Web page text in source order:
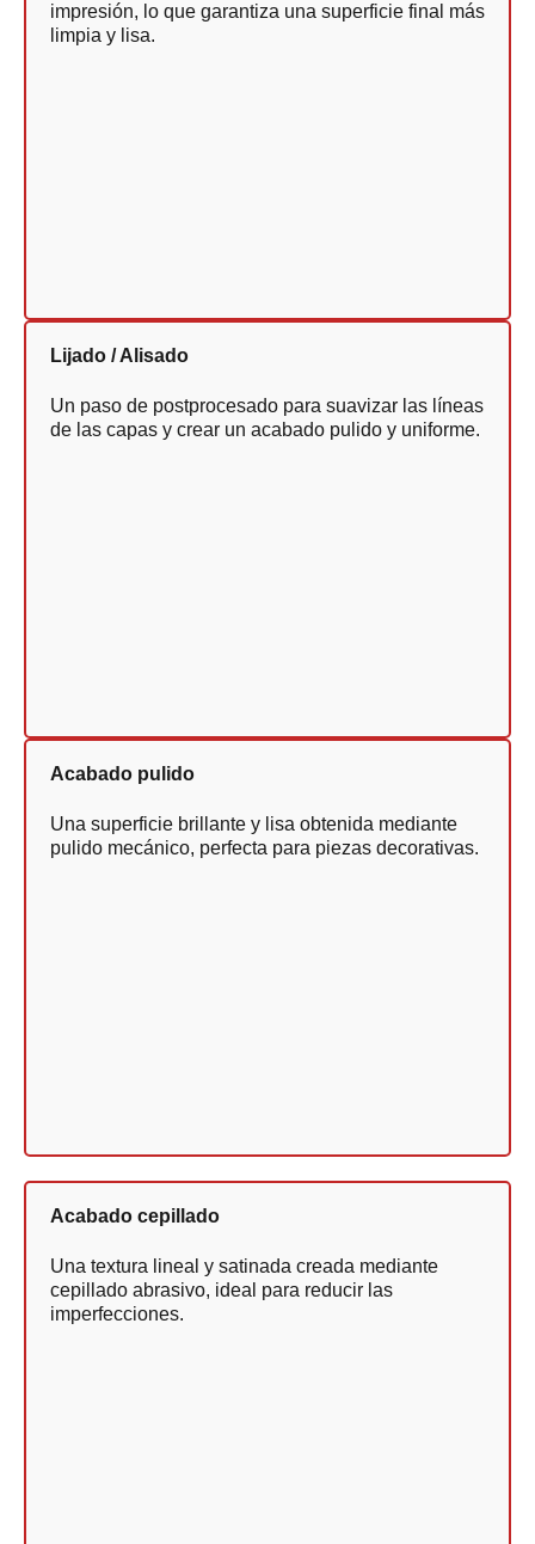
impresión, lo que garantiza una superficie final más
limpia y lisa.
Lijado / Alisado
Un paso de postprocesado para suavizar las líneas
de las capas y crear un acabado pulido y uniforme.
Acabado pulido
Una superficie brillante y lisa obtenida mediante
pulido mecánico, perfecta para piezas decorativas.
Acabado cepillado
Una textura lineal y satinada creada mediante
cepillado abrasivo, ideal para reducir las
imperfecciones.